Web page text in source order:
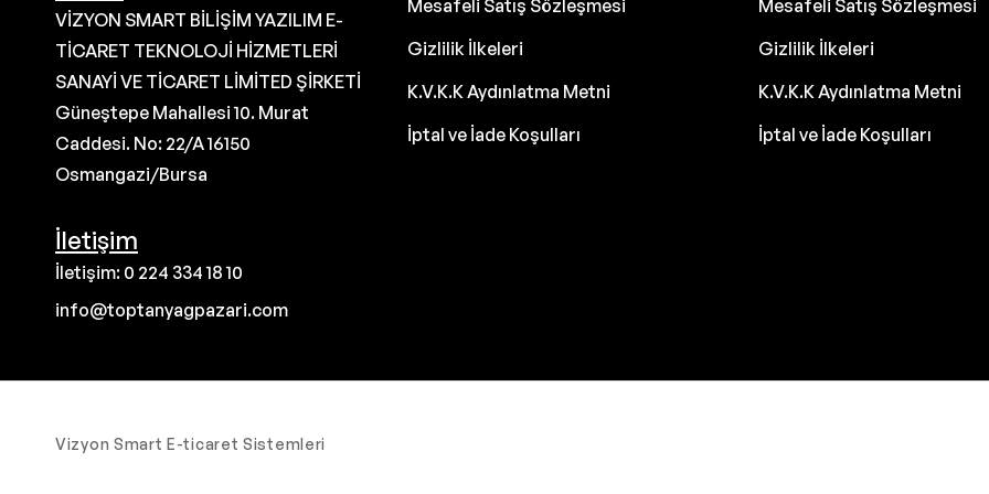
VİZYON SMART BİLİŞİM YAZILIM E-
TİCARET TEKNOLOJİ HİZMETLERİ
SANAYİ VE TİCARET LİMİTED ŞİRKETİ
Güneştepe Mahallesi 10. Murat
Caddesi. No: 22/A 16150
Osmangazi/Bursa
İletişim
İletişim: 0 224 334 18 10
info@toptanyagpazari.com
Mesafeli Satış Sözleşmesi
Gizlilik İlkeleri
K.V.K.K Aydınlatma Metni
İptal ve İade Koşulları
Mesafeli Satış Sözleşmesi
Gizlilik İlkeleri
K.V.K.K Aydınlatma Metni
İptal ve İade Koşulları
Vizyon Smart E-ticaret Sistemleri